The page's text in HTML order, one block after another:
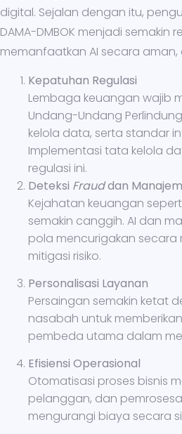
digital. Sejalan dengan itu,
DAMA-DMBOK menjadi
memanfaatkan AI secara aman,
Kepatuhan Regulasi
Lembaga keuangan wajib
Undang-Undang
kelola data, serta standar
Implementasi tata kelola
regulasi ini.
Deteksi Frauddan
Kejahatan keuangan
semakin canggih. AI dan
pola mencurigakan
mitigasi risiko.
Personalisasi Layanan
Persaingan semakin ketat
nasabah untuk
pembeda utama dalam
Efisiensi Operasional
Otomatisasi proses bisnis
pelanggan, dan
mengurangi biaya secara